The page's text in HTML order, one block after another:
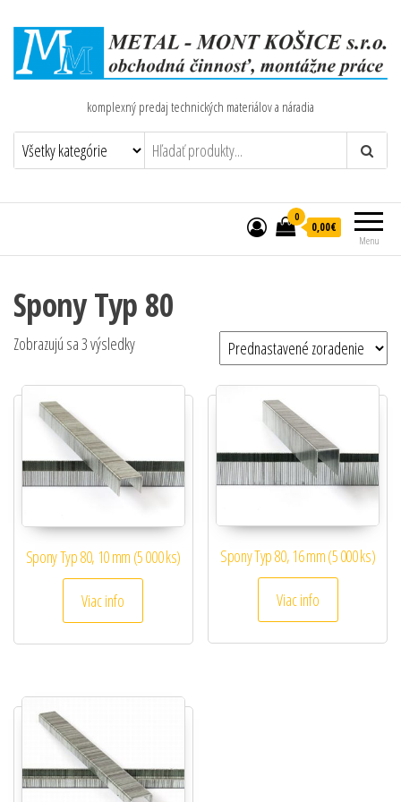
komplexný predaj technických materiálov a náradia
Menu
0
0,00€
Spony Typ 80
Zobrazujú sa 3 výsledky
Spony Typ 80, 10 mm (5 000 ks)
Viac info
Spony Typ 80, 16 mm (5 000 ks)
Viac info